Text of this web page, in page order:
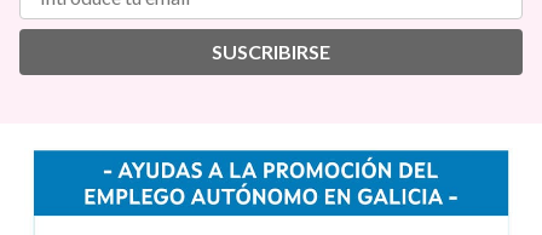
SUSCRIBIRSE